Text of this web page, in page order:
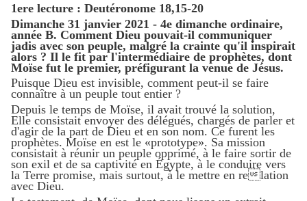
1ere lecture : Deutéronome 18,15-20
Dimanche 31 janvier 2021 - 4e dimanche ordinaire,
année B. Comment Dieu pouvait-il communiquer
jadis avec son peuple, malgré la crainte qu'il inspirait
alors ? Il le fit par l'intermédiaire de prophètes, dont
Moïse fut le premier, préfigurant la venue de Jésus.
Puisque Dieu est invisible, comment peut-il se faire
connaître à un peuple tout entier ?
Depuis le temps de Moïse, il avait trouvé la solution,
Elle consistait envoyer des délégués, chargés de parler et
d'agir de la part de Dieu et en son nom. Ce furent les
prophètes. Moïse en est le «prototype». Sa mission
consistait à réunir un peuple opprimé, à le faire sortir de
son exil et de sa captivité en Égypte, à le conduire vers
la Terre promise, mais surtout, à le mettre en relation
avec Dieu.